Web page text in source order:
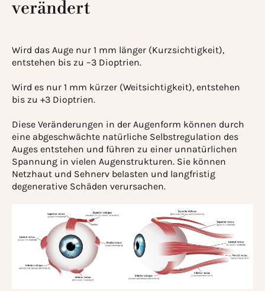
verändert
Wird das Auge nur 1 mm länger (Kurzsichtigkeit),
entstehen bis zu –3 Dioptrien.
Wird es nur 1 mm kürzer (Weitsichtigkeit), entstehen
bis zu +3 Dioptrien.
Diese Veränderungen in der Augenform können durch
eine abgeschwächte natürliche Selbstregulation des
Auges entstehen und führen zu einer unnatürlichen
Spannung in vielen Augenstrukturen. Sie können
Netzhaut und Sehnerv belasten und langfristig
degenerative Schäden verursachen.